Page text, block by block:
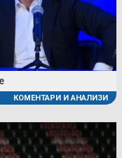
КОМЕНТАРИ И АНАЛИЗИ